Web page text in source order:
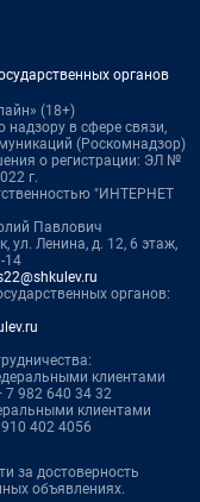
органов
(18+)
в сфере связи,
(Роскомнадзор)
о регистрации: ЭЛ №
г.
"ИНТЕРНЕТ
Павлович
ул. Ленина, д. 12, 6 этаж,
14
органов:
клиентами
7 982 640 34 32
клиентами
402 4056
за достоверность
объявлениях.